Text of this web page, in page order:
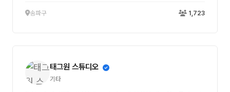
송파구 1,723
태그원 스튜디오
기타